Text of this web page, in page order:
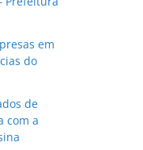
em
do
de
com a